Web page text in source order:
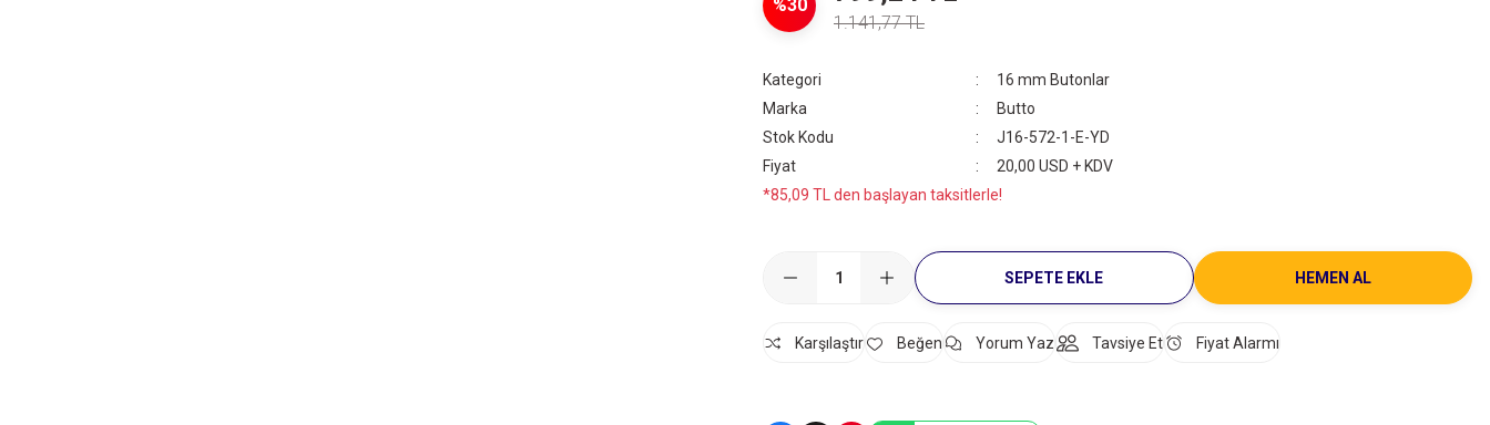
%30
1.141,77 TL
Kategori
16 mm Butonlar
Marka
Butto
Stok Kodu
J16-572-1-E-YD
Fiyat
20,00 USD + KDV
*85,09 TL den başlayan taksitlerle!
SEPETE EKLE HEMEN AL
Karşılaştır Yorum Yaz Tavsiye Et Fiyat Alarmı